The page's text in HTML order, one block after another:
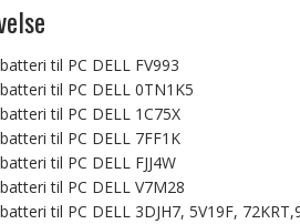
til PC DELL FV993
til PC DELL 0TN1K5
til PC DELL 1C75X
til PC DELL 7FF1K
til PC DELL FJJ4W
til PC DELL V7M28
til PC DELL 3DJH7, 5V19F,